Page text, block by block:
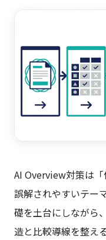
AI Overview対策は
誤解されやすいテー
礎を土台にしながら
造と比較導線を整え